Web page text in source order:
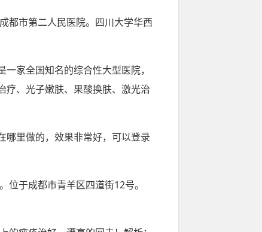
都市第二人民医院。四川大学华西
家全国知名的综合性大型医院，
疗、光子嫩肤、果酸换肤、激光治
哪里做的，效果非常好，可以登录
于成都市青羊区四道街12号。